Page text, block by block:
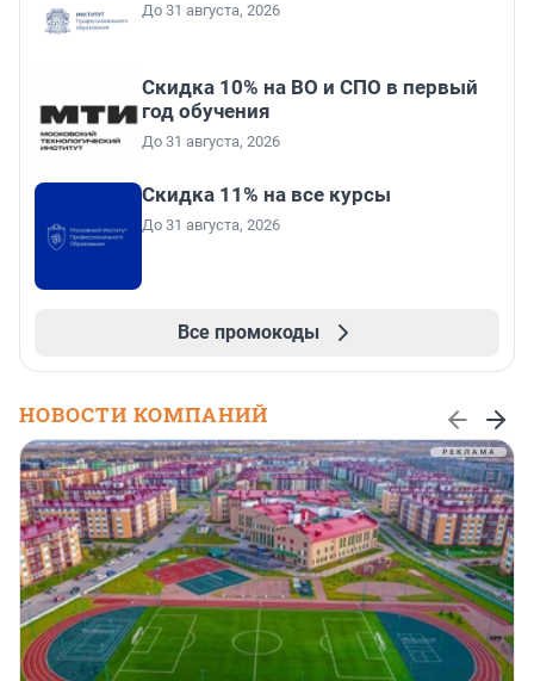
До 31 августа, 2026
Скидка 10% на ВО и СПО в первый
год обучения
До 31 августа, 2026
Скидка 11% на все курсы
До 31 августа, 2026
Все промокоды
НОВОСТИ КОМПАНИЙ